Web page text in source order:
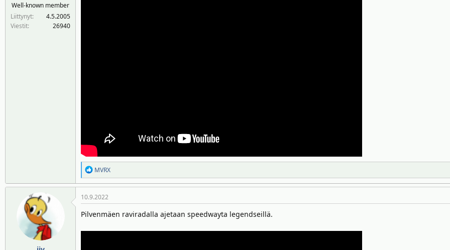
Well-known member
Liittynyt
4.5.2005
Viestit
26940
R
e
a
k
i
MVRX
10.9.2022
Pilvenmäen raviradalla ajetaan speedwayta legendseillä.